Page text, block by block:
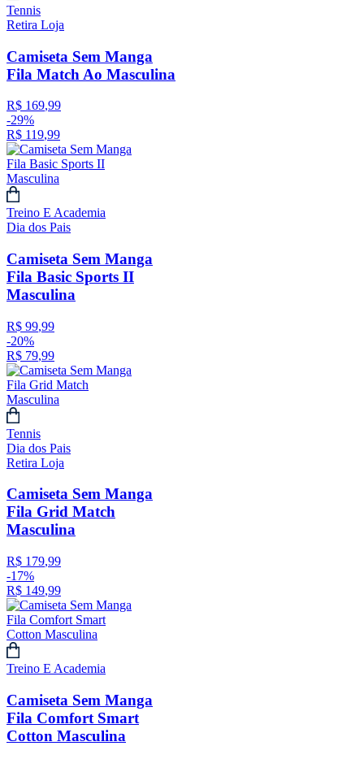
Tennis
Retira Loja
Camiseta Sem Manga
Fila Match Ao Masculina
R$ 169,99
-29%
R$ 119,99
Treino E Academia
Dia dos Pais
Camiseta Sem Manga
Fila Basic Sports II
Masculina
R$ 99,99
-20%
R$ 79,99
Tennis
Dia dos Pais
Retira Loja
Camiseta Sem Manga
Fila Grid Match
Masculina
R$ 179,99
-17%
R$ 149,99
Treino E Academia
Camiseta Sem Manga
Fila Comfort Smart
Cotton Masculina